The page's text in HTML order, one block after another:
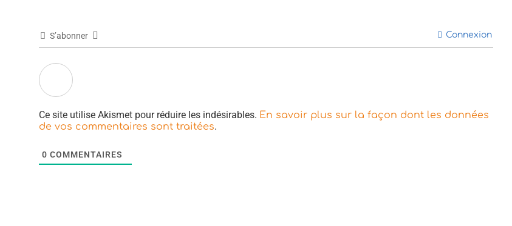
S’abonner Connexion
Ce site utilise Akismet pour réduire les indésirables. En savoir plus sur la façon dont les données
de vos commentaires sont traitées.
0 COMMENTAIRES